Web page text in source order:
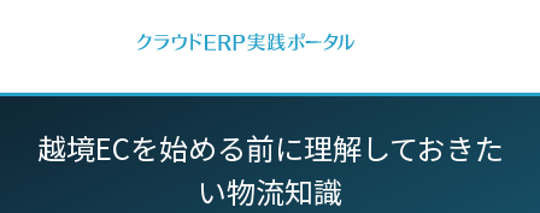
越境ECを始める前に理解しておきた
い物流知識